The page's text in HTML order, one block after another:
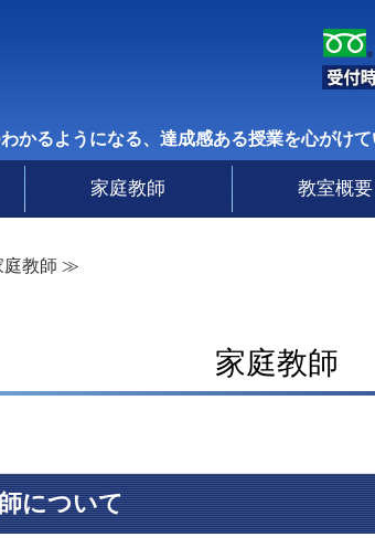
個別指導形式の学習塾と家庭教師の寺子屋学
かるようになる、達成感ある授業を心がけ
家庭教師 教室概要
教師 ≫
家庭教師
について